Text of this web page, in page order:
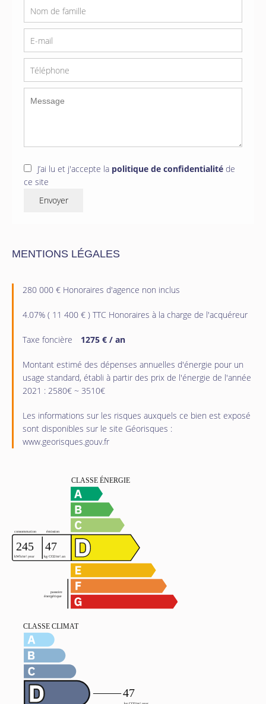
J’ai lu et j'accepte la politique de confidentialité de
ce site
Envoyer
MENTIONS LÉGALES
280 000 € Honoraires d'agence non inclus
4.07% ( 11 400 € ) TTC Honoraires à la charge de l'acquéreur
Taxe foncière 1275 € / an
Montant estimé des dépenses annuelles d'énergie pour un
usage standard, établi à partir des prix de l'énergie de l'année
2021 : 2580€ ~ 3510€
Les informations sur les risques auxquels ce bien est exposé
sont disponibles sur le site Géorisques :
www.georisques.gouv.fr